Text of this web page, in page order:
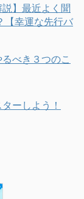
説】最近よく聞
【幸運な先行バ
べき３つのこ
ーしよう！